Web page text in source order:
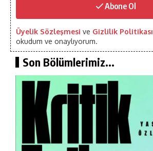
Abone Ol
Üyelik Sözleşmesi ve Gizlilik Politikası
okudum ve onaylıyorum.
Son Bölümlerimiz...